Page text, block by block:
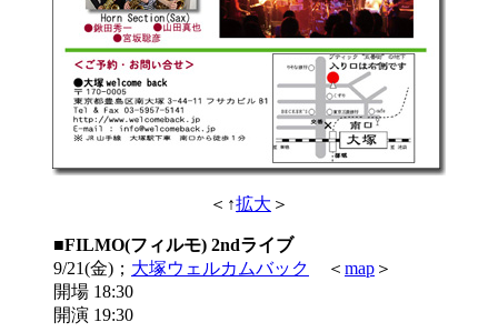
＜↑拡大 ＞
■FILMO(フィルモ) 2ndライブ
9/21(金)； 大塚ウェルカムバック ＜ map ＞
開場 18:30
開演 19:30